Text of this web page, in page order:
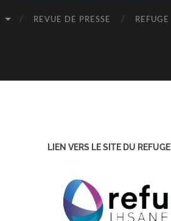
REVUE DE PRESSE REFUGE
LIEN VERS LE SITE DU REFUGE